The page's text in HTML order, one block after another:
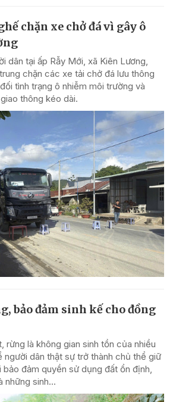
chặn xe chở đá vì gây ô
dân tại ấp Rẫy Mới, xã Kiên Lương,
chặn các xe tải chở đá lưu thông
tình trạng ô nhiễm môi trường và
thông kéo dài.
bảo đảm sinh kế cho đồng
rừng là không gian sinh tồn của nhiều
dân thật sự trở thành chủ thể giữ
đảm quyền sử dụng đất ổn định,
những sinh...